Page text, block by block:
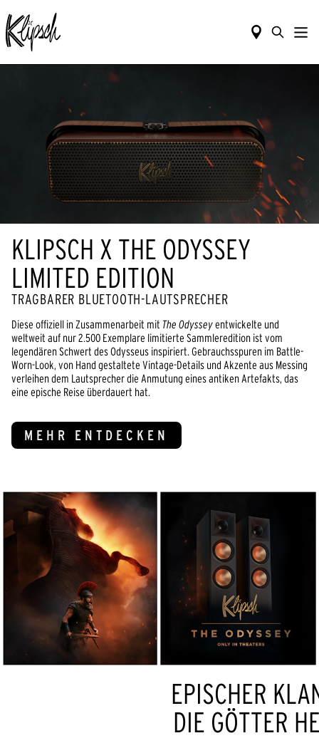
KLIPSCH X THE ODYSSEY
LIMITED EDITION
TRAGBARER BLUETOOTH-LAUTSPRECHER
Diese offiziell in Zusammenarbeit mit The Odysseyentwickelte und
weltweit auf nur 2.500 Exemplare limitierte Sammleredition ist vom
legendären Schwert des Odysseus inspiriert. Gebrauchsspuren im Battle-
Worn-Look, von Hand gestaltete Vintage-Details und Akzente aus Messing
verleihen dem Lautsprecher die Anmutung eines antiken Artefakts, das
eine epische Reise überdauert hat.
MEHR ENTDECKEN
EPISCHER
DIE GÖTTER